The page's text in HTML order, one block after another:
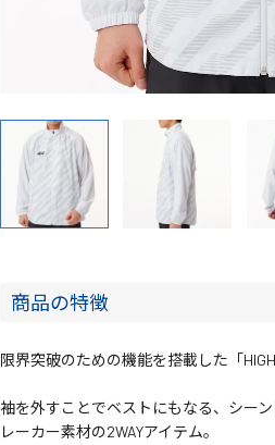
商品の特徴
限界突破のための機能を搭載した「HIGH
袖を外すことでベストにもなる、シー
レーカー素材の2WAYアイテム。